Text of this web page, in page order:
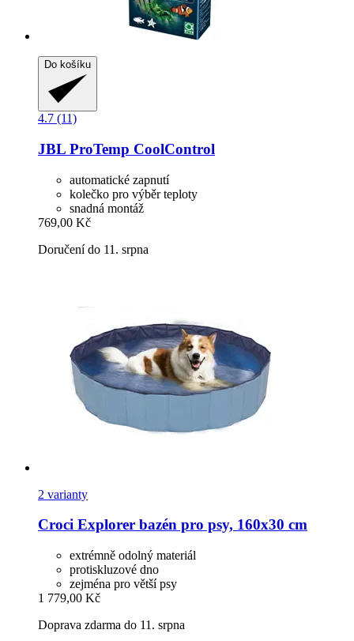
Do košíku
4.7 (11)
JBL ProTemp CoolControl
automatické zapnutí
kolečko pro výběr teploty
snadná montáž
769,00 Kč
Doručení do 11. srpna
2 varianty
Croci Explorer bazén pro psy, 160x30 cm
extrémně odolný materiál
protiskluzové dno
zejména pro větší psy
1 779,00 Kč
Doprava zdarma do 11. srpna